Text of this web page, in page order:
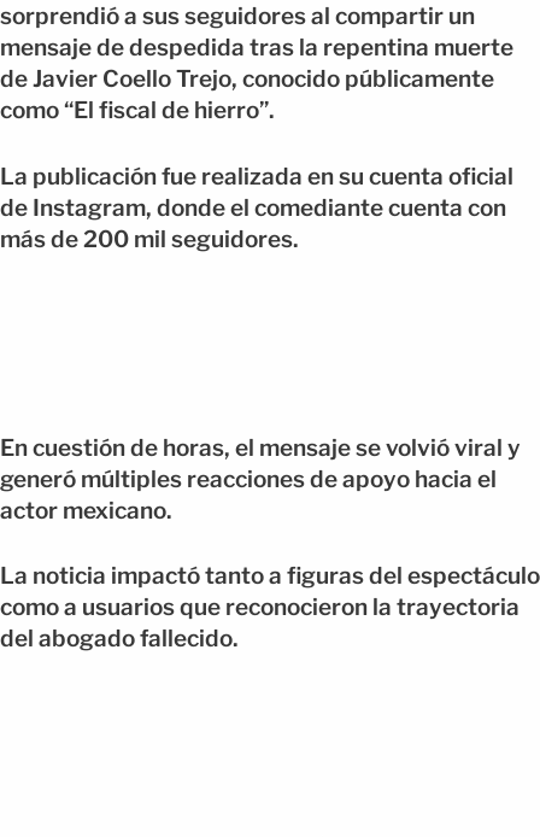
sorprendió a sus seguidores al compartir un
mensaje de despedida tras la repentina muerte
de Javier Coello Trejo, conocido públicamente
como “El fiscal de hierro”.
La publicación fue realizada en su cuenta oficial
de Instagram, donde el comediante cuenta con
más de 200 mil seguidores.
En cuestión de horas, el mensaje se volvió viral y
generó múltiples reacciones de apoyo hacia el
actor mexicano.
La noticia impactó tanto a figuras del espectáculo
como a usuarios que reconocieron la trayectoria
del abogado fallecido.